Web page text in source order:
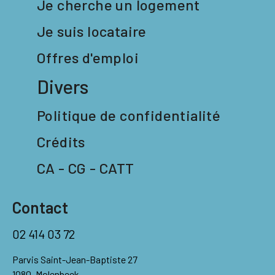
Je cherche un logement
Je suis locataire
Offres d'emploi
Divers
Politique de confidentialité
Crédits
CA - CG - CATT
Contact
02 414 03 72
Parvis Saint-Jean-Baptiste 27